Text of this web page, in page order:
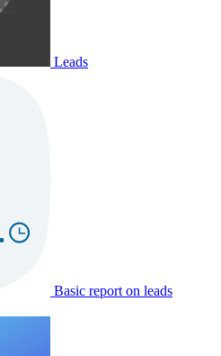
Leads
Basic report on leads